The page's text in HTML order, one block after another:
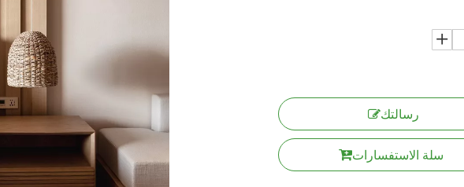
رسالتك
سلة الاستفسارات